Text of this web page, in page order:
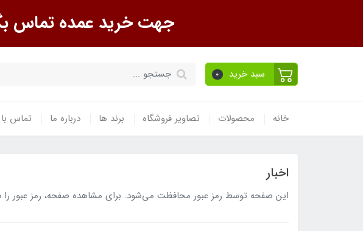
جهت خرید عمده تماس بگیرید :09175391001-
سبد خرید 0
خانه محصولات تصاویر فروشگاه برند ها درباره ما تماس با
اخبار
این صفحه توسط رمز عبور محافظت می‌شود. برای مشاهده صفحه، رمز عبور را